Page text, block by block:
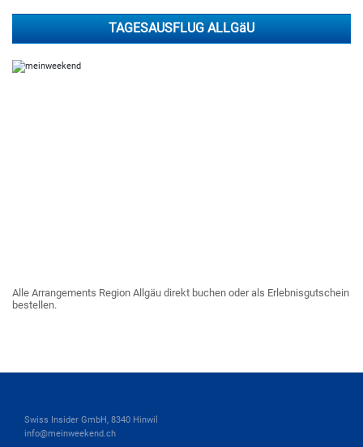
TAGESAUSFLUG ALLGäU
Alle Arrangements Region Allgäu direkt buchen oder als Erlebnisgutschein
bestellen.
Swiss Insider GmbH, 8340 Hinwil
info@meinweekend.ch